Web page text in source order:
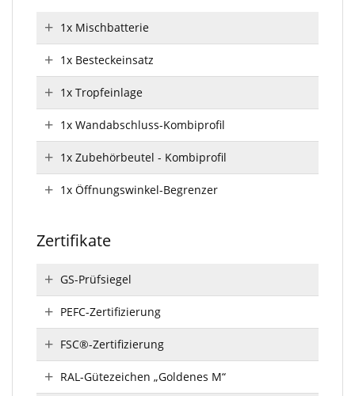
1x Mischbatterie
1x Besteckeinsatz
1x Tropfeinlage
1x Wandabschluss-Kombiprofil
1x Zubehörbeutel - Kombiprofil
1x Öffnungswinkel-Begrenzer
Zertifikate
GS-Prüfsiegel
PEFC-Zertifizierung
FSC®-Zertifizierung
RAL-Gütezeichen „Goldenes M“